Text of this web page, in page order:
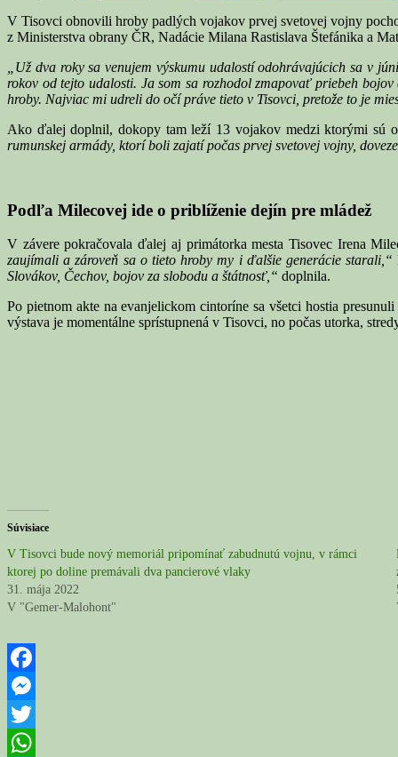
V Tisovci obnovili hroby padlých vojakov prvej svetovej vojny
z Ministerstva obrany ČR, Nadácie Milana Rastislava Štefánika a
„Už dva roky sa venujem výskumu udalostí odohrávajúcich sa v
rokov od tejto udalosti. Ja som sa rozhodol zmapovať priebeh
hroby. Najviac mi udreli do očí práve tieto v Tisovci, pretože to je
Ako ďalej doplnil, dokopy tam leží 13 vojakov medzi ktorými sú
rumunskej armády, ktorí boli zajatí počas prvej svetovej vojny,
Podľa Milecovej ide o priblíženie dejín pre mládež
V závere pokračovala ďalej aj primátorka mesta Tisovec Irena
zaujímali a zároveň sa o tieto hroby my i ďalšie generácie starali,“
Slovákov, Čechov, bojov za slobodu a štátnosť,“ doplnila.
Po pietnom akte na evanjelickom cintoríne sa všetci hostia
výstava je momentálne sprístupnená v Tisovci, no počas utorka,
Súvisiace
V Tisovci bude nový memoriál pripomínať zabudnutú vojnu, v rámci
ktorej po doline premávali dva pancierové vlaky
31. mája 2022
V "Gemer-Malohont"
Facebook
Messenger
Twitter